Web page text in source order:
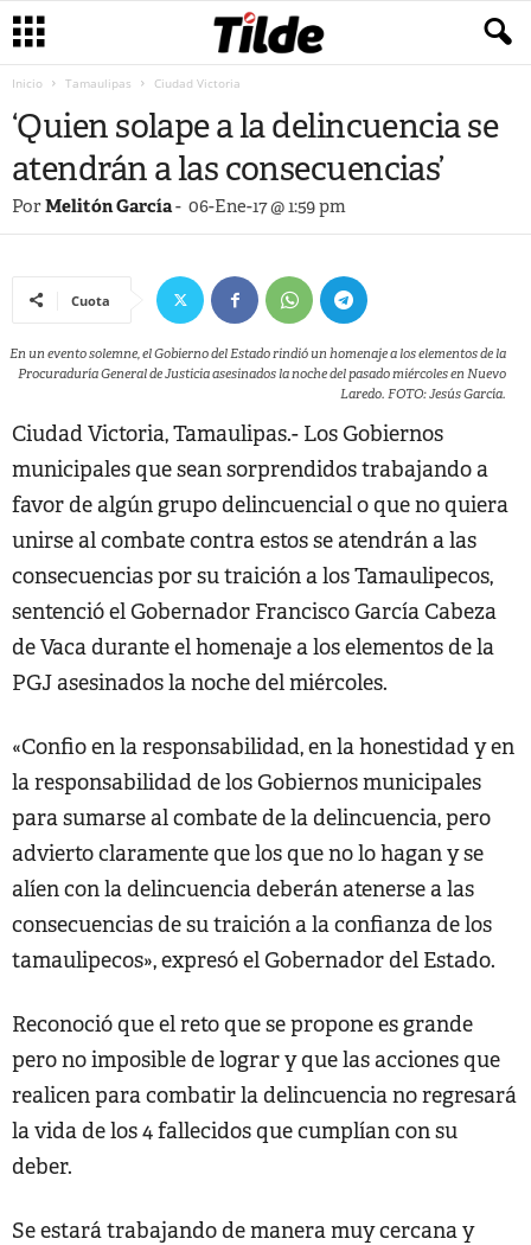
Inicio Tamaulipas Ciudad Victoria
‘Quien solape a la delincuencia se
atendrán a las consecuencias’
PorMelitón García- 06-Ene-17 @ 1:59 pm
Cuota
En un evento solemne, el Gobierno del Estado rindió un homenaje a los elementos de la
Procuraduría General de Justicia asesinados la noche del pasado miércoles en Nuevo
Laredo. FOTO: Jesús García.
Ciudad Victoria, Tamaulipas.- Los Gobiernos
municipales que sean sorprendidos trabajando a
favor de algún grupo delincuencial o que no quiera
unirse al combate contra estos se atendrán a las
consecuencias por su traición a los Tamaulipecos,
sentenció el Gobernador Francisco García Cabeza
de Vaca durante el homenaje a los elementos de la
PGJ asesinados la noche del miércoles.
«Confio en la responsabilidad, en la honestidad y en
la responsabilidad de los Gobiernos municipales
para sumarse al combate de la delincuencia, pero
advierto claramente que los que no lo hagan y se
alíen con la delincuencia deberán atenerse a las
consecuencias de su traición a la confianza de los
tamaulipecos», expresó el Gobernador del Estado.
Reconoció que el reto que se propone es grande
pero no imposible de lograr y que las acciones que
realicen para combatir la delincuencia no regresará
la vida de los 4 fallecidos que cumplían con su
deber.
Se estará trabajando de manera muy cercana y